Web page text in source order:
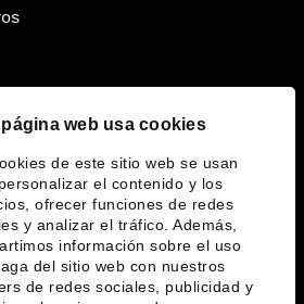
página web usa cookies
de este sitio web se usan
el contenido y los
ofrecer funciones de redes
y analizar el tráfico. Además,
información sobre el uso
del sitio web con nuestros
de redes sociales, publicidad y
Foro
idiomas